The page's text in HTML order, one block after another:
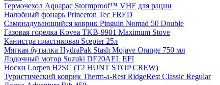
Гермочехол Aquapac Stormproof™ VHF для рации
Налобный фонарь Princeton Tec FRED
Самонадувающийся коврик Pinguin Nomad 50 Double
Газовая горелка Kovea TKB-9901 Maximum Stove
Канистра пластиковая Scepter 25л
Мягкая бутылка HydraPak Stash Mojave Orange 750 мл
Лодочный мотор Suzuki DF20AEL EFI
Носки Lorpen H2SC (T2 HUNT STOP CREW)
Туристический коврик Therm-a-Rest RidgeRest Classic Regular